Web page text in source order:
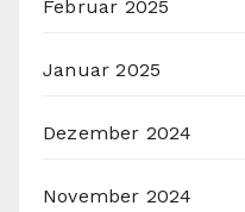
Februar 2025
Januar 2025
Dezember 2024
November 2024